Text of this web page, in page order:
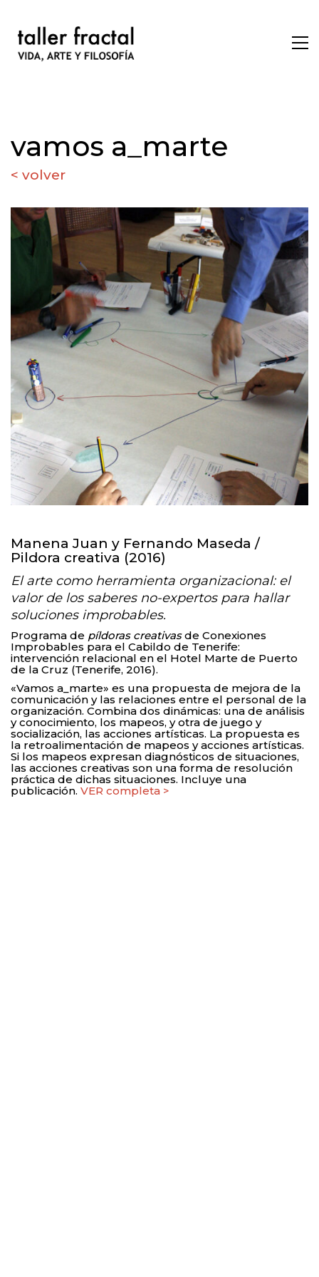
vamos a_marte
< volver
Manena Juan y Fernando Maseda /
Pildora creativa (2016)
El arte como herramienta organizacional: el
valor de los saberes no-expertos para hallar
soluciones improbables.
Programa de píldoras creativasde Conexiones
Improbables para el Cabildo de Tenerife:
intervención relacional en el Hotel Marte de Puerto
de la Cruz (Tenerife, 2016).
«Vamos a_marte» es una propuesta de mejora de la
comunicación y las relaciones entre el personal de la
organización. Combina dos dinámicas: una de análisis
y conocimiento, los mapeos, y otra de juego y
socialización, las acciones artísticas. La propuesta es
la retroalimentación de mapeos y acciones artísticas.
Si los mapeos expresan diagnósticos de situaciones,
las acciones creativas son una forma de resolución
práctica de dichas situaciones. Incluye una
publicación. VER completa >